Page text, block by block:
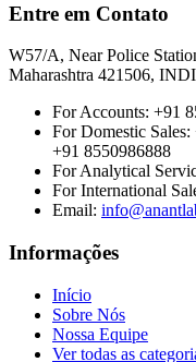
Entre em Contato
W57/A, Near Police
Maharashtra 421506,
For Accounts: +91
For Domestic Sales:
+91 8550986888
For Analytical
For International
Email:
Informações
Início
Sobre Nós
Nossa Equipe
Ver todas as